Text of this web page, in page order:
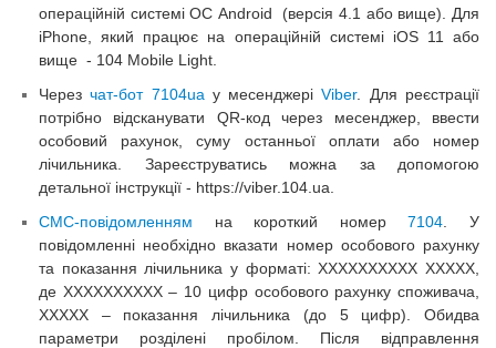
операційній системі ОС Android (версія 4.1 або вище). Для
iPhone, який працює на операційній системі iOS 11 або
вище - 104 Mobile Light.
Черезчат-бот 7104ua у месенджеріViber. Для реєстрації
потрібно відсканувати QR-код через месенджер, ввести
особовий рахунок, суму останньої оплати або номер
лічильника. Зареєструватись можна за допомогою
детальної інструкції - https://viber.104.ua.
СМС-повідомленням на короткий номер7104 . У
повідомленні необхідно вказати номер особового рахунку
та показання лічильника у форматі: ХХХХХХХХХХ ХХХХХ,
де ХХХХХХХХХХ – 10 цифр особового рахунку споживача,
ХХХХХ – показання лічильника (до 5 цифр). Обидва
параметри розділені пробілом. Після відправлення